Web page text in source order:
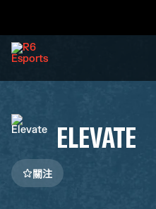
ELEVATE
關注